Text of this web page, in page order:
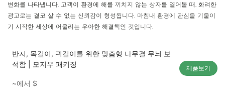
변화를 나타냅니다. 고객이 환경에 해를 끼치지 않는 상자를 열어볼 때, 화려한
광고로는 결코 살 수 없는 신뢰감이 형성됩니다. 마침내 환경에 관심을 기울이
기 시작한 세상에 어울리는 우아한 해결책인 것입니다.
반지, 목걸이, 귀걸이를 위한 맞춤형 나무결 무늬 보
석함 | 모지우 패키징
~에서 $
제품보기